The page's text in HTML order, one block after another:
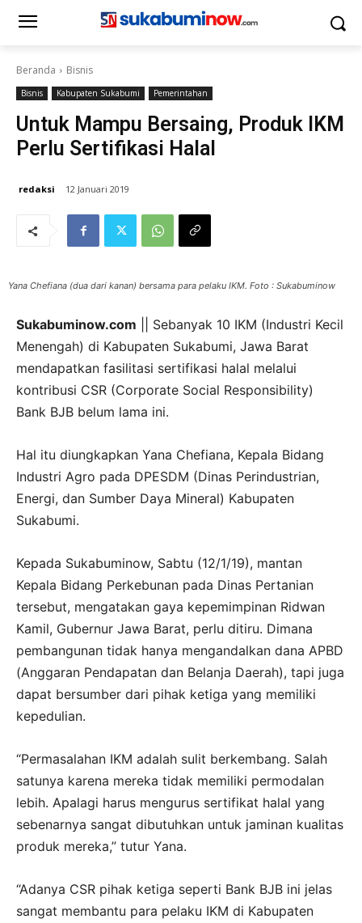
Beranda Bisnis
Bisnis Kabupaten Sukabumi Pemerintahan
Untuk Mampu Bersaing, Produk IKM
Perlu Sertifikasi Halal
redaksi 12 Januari 2019
Yana Chefiana (dua dari kanan) bersama para pelaku IKM. Foto : Sukabuminow
Sukabuminow.com || Sebanyak 10 IKM (Industri Kecil
Menengah) di Kabupaten Sukabumi, Jawa Barat
mendapatkan fasilitasi sertifikasi halal melalui
kontribusi CSR (Corporate Social Responsibility)
Bank BJB belum lama ini.
Hal itu diungkapkan Yana Chefiana, Kepala Bidang
Industri Agro pada DPESDM (Dinas Perindustrian,
Energi, dan Sumber Daya Mineral) Kabupaten
Sukabumi.
Kepada Sukabuminow, Sabtu (12/1/19), mantan
Kepala Bidang Perkebunan pada Dinas Pertanian
tersebut, mengatakan gaya kepemimpinan Ridwan
Kamil, Gubernur Jawa Barat, perlu ditiru. Dimana
pembangunan tidak hanya mengandalkan dana APBD
(Anggaran Pendapatan dan Belanja Daerah), tapi juga
dapat bersumber dari pihak ketiga yang memiliki
kepedulian.
“Permasalahan IKM adalah sulit berkembang. Salah
satunya karena mereka tidak memiliki permodalan
lebih. Apalagi harus mengurus sertifikat halal yang
sebenarnya sangat dibutuhkan untuk jaminan kualitas
produk mereka,” tutur Yana.
“Adanya CSR pihak ketiga seperti Bank BJB ini jelas
sangat membantu para pelaku IKM di Kabupaten